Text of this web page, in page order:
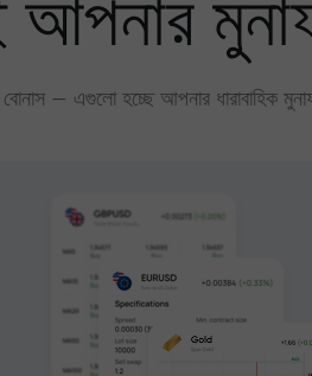
— এগুলো হচ্ছে আপনার ধারাবাহিক